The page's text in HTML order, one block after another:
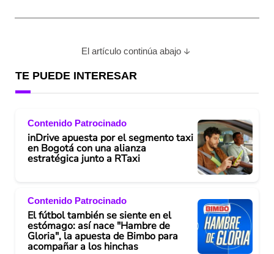
El artículo continúa abajo
TE PUEDE INTERESAR
Contenido Patrocinado
inDrive apuesta por el segmento taxi
en Bogotá con una alianza
estratégica junto a RTaxi
Contenido Patrocinado
El fútbol también se siente en el
estómago: así nace "Hambre de
Gloria", la apuesta de Bimbo para
acompañar a los hinchas